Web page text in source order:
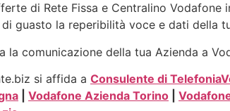
di Rete Fissa e Centralino
guasto la reperibilità voce e dati della
la comunicazione della tua Azienda a
si affida a Consulente di Telefonia
Vodafone Azienda Torino